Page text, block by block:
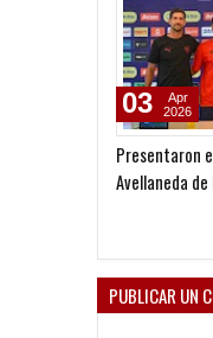
Presentaron
Avellaneda
03
Apr
2026
PUBLICAR UN